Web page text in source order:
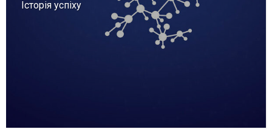
Історія успіху